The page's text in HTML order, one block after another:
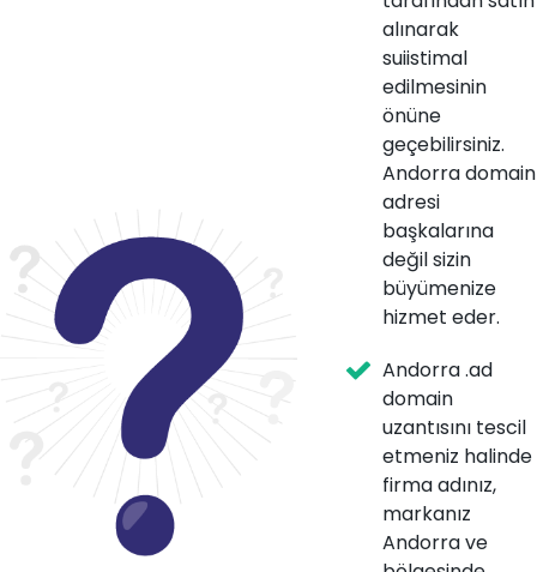
alınarak
suiistimal
edilmesinin
önüne
geçebilirsiniz.
Andorra domain
adresi
başkalarına
değil sizin
büyümenize
hizmet eder.
Andorra .ad
domain
uzantısını tescil
etmeniz halinde
firma adınız,
markanız
Andorra ve